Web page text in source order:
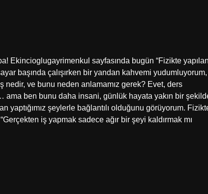
Ekincioglugayrimenkul sayfasında bugün “Fizikte
başında çalışırken bir yandan kahvemi yudumluyorum,
nedir, ve bunu neden anlamamız gerek? Evet, ders
ama ben bunu daha insani, günlük hayata yakın bir
yaptığımız şeylerle bağlantılı olduğunu görüyorum.
iş yapmak sadece ağır bir şeyi kaldırmak mı